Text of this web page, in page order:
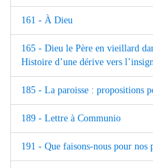
161 - À Dieu
165 - Dieu le Père en vieillard
Histoire d’une dérive vers
185 - La paroisse : propositions
189 - Lettre à Communio
191 - Que faisons-nous pour nos